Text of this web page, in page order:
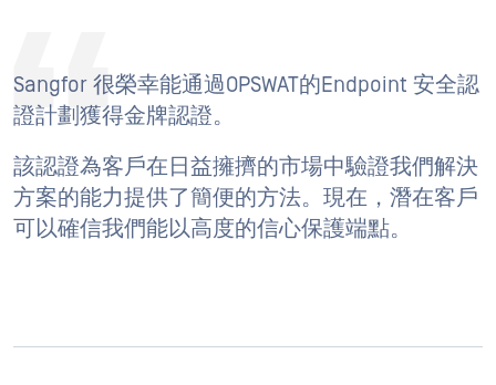
Sangfor 很榮幸能通過OPSWAT的Endpoint 安全認
證計劃獲得金牌認證。
該認證為客戶在日益擁擠的市場中驗證我們解決
方案的能力提供了簡便的方法。現在，潛在客戶
可以確信我們能以高度的信心保護端點。